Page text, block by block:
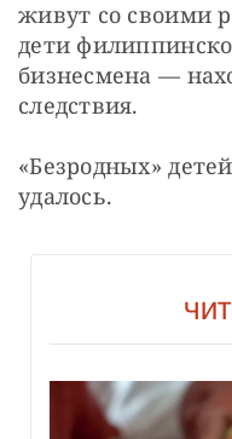
живут со своими
дети
бизнесмена —
следствия.
«Безродных»
удалось.